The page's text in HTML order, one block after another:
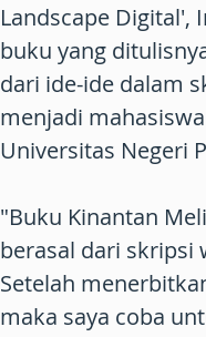
Landscape Digital',
buku yang
dari ide-ide dalam
menjadi
Universitas Negeri
"Buku Kinantan
berasal dari skripsi
Setelah
maka saya coba